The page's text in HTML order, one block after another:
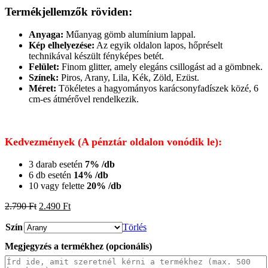
Termékjellemzők röviden:
Anyaga: Műanyag gömb alumínium lappal.
Kép elhelyezése: Az egyik oldalon lapos, hőpréselt
technikával készült fényképes betét.
Felület: Finom glitter, amely elegáns csillogást ad a gömbnek.
Színek: Piros, Arany, Lila, Kék, Zöld, Ezüst.
Méret: Tökéletes a hagyományos karácsonyfadíszek közé, 6
cm-es átmérővel rendelkezik.
Kedvezmények (A pénztár oldalon vonódik le):
3 darab esetén 7% /db
6 db esetén 14% /db
10 vagy felette 20% /db
2.790Ft Original
was:
2.490 FtCurrent
Szín
Törlés
Megjegyzés a termékhez (opcionális)